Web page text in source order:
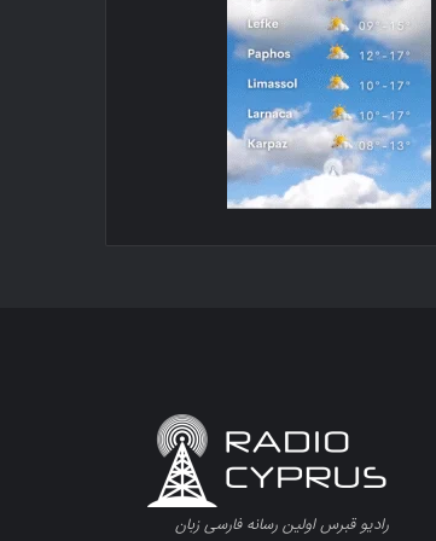
رادیو قبرس اولین رسانه فارسی زبان